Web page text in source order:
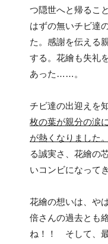
つ隠世へと帰るこ
はずの無いチビ達
た。感謝を伝える
する。花繪も失礼
あった……。
チビ達の出迎えを知
枚の葉が親分の涙
が熱くなりました
る誠実さ、花繪の
いコンビになって
花繪の想いは、や
倍さんの過去とも
ね！！ そして、